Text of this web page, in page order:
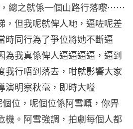
總之就係一個山路行落嚟⋯⋯
，但我呢就俾人哋，逼咗呢差
時同行為了爭位將她不斷逼
為我真係俾人逼逼逼逼，逼到
我行唔到落去，咁就影響大家
演明察秋毫，即時大嗌
個位，呢個位係阿雪嘅，你畀
機。阿雪強調，拍劇每個人都